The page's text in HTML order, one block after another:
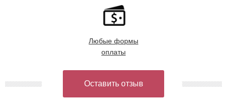
Любые формы
оплаты
Оставить отзыв